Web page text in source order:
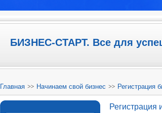
БИЗНЕС-СТАРТ. Все для
Главная Начинаем свой бизнес Регистрация